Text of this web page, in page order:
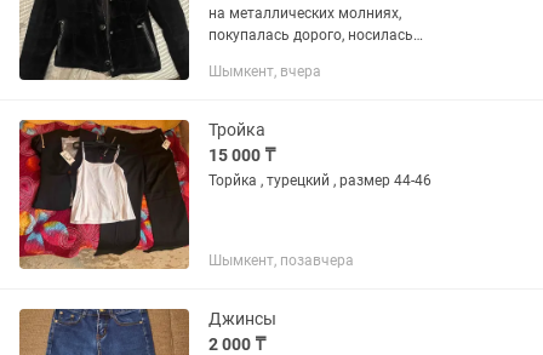
на металлических молниях,
покупалась дорого, носилась
мала. Размер 44-46.
Шымкент, вчера
Тройка
15 000 ₸
Торйка , турецкий , размер 44-46
Шымкент, позавчера
Джинсы
2 000 ₸